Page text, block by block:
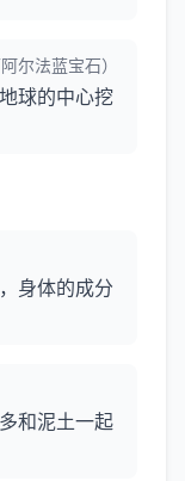
尔法蓝宝石）
球的中心挖
身体的成分
和泥土一起